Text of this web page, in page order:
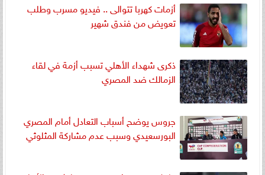
أزمات كهربا تتوالى .. فيديو مسرب وطلب
تعويض من فندق شهير
ذكرى شهداء الأهلي تسبب أزمة في لقاء
الزمالك ضد المصري
جروس يوضح أسباب التعادل أمام المصري
البورسعيدي وسبب عدم مشاركة المثلوثي